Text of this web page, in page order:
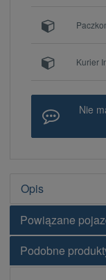
Kurier
Nie
Opis
Powiązane
Podobne